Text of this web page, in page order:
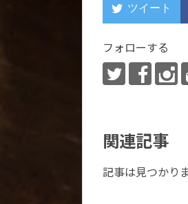
フォローする
関連記事
記事は見つかり